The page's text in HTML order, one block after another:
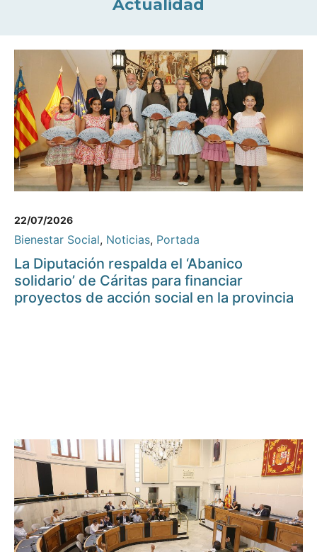
Actualidad
22/07/2026
Bienestar Social, Noticias, Portada
La Diputación respalda el ‘Abanico
solidario’ de Cáritas para financiar
proyectos de acción social en la provincia